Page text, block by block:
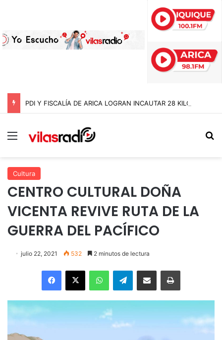
Menú
Cultura
CENTRO CULTURAL DOÑA
VICENTA REVIVE RUTA DE LA
GUERRA DEL PACÍFICO
julio 22, 2021 532 2 minutos de lectura
Facebook
X WhatsAppTelegramEnviar vía email Imprimir